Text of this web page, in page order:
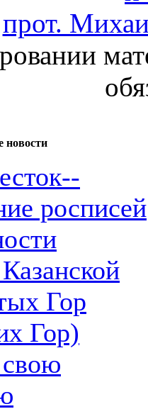
прот.
новости
росписей
Гор
Гор)
свою